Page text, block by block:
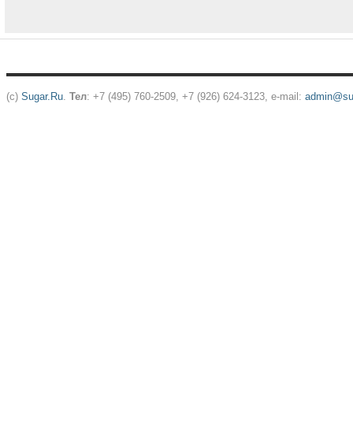
(c) Sugar.Ru. Тел: +7 (495) 760-2509, +7 (926) 624-3123, e-mail: